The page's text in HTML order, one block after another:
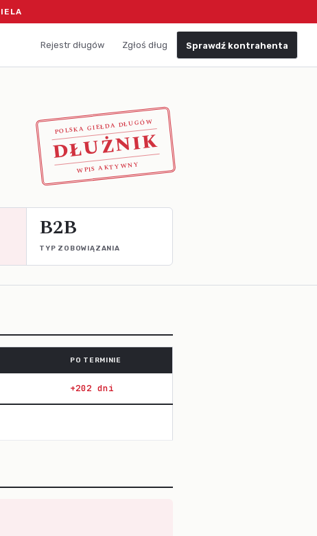
Rejestr długów Zgłoś dług Sprawdź kontrahenta
POLSKA GIEŁDA DŁUGÓW
DŁUŻNIK
WPIS AKTYWNY
B2B
TYP ZOBOWIĄZANIA
PO TERMINIE
+202 dni